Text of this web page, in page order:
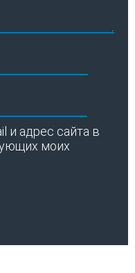
и адрес сайта в
моих